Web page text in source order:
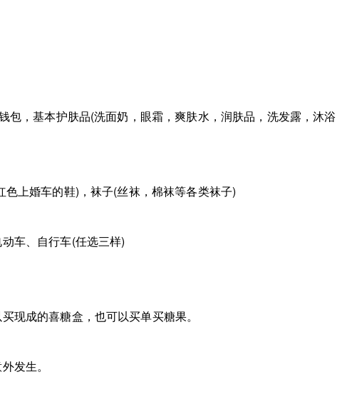
，基本护肤品(洗面奶，眼霜，爽肤水，润肤品，洗发露，沐浴
上婚车的鞋)，袜子(丝袜，棉袜等各类袜子)
车、自行车(任选三样)
成的喜糖盒，也可以买单买糖果。
发生。